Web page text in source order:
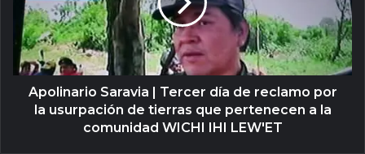
Apolinario Saravia | Tercer día de reclamo por
la usurpación de tierras que pertenecen a la
comunidad WICHI IHI LEW'ET